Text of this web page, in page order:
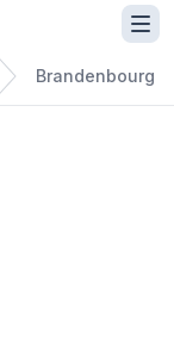
Brandenbourg